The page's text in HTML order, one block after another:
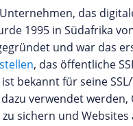
das
1995 in Südafrika
und war das
, das öffentliche
bekannt für seine SSL/
verwendet werden,
sichern und Websites